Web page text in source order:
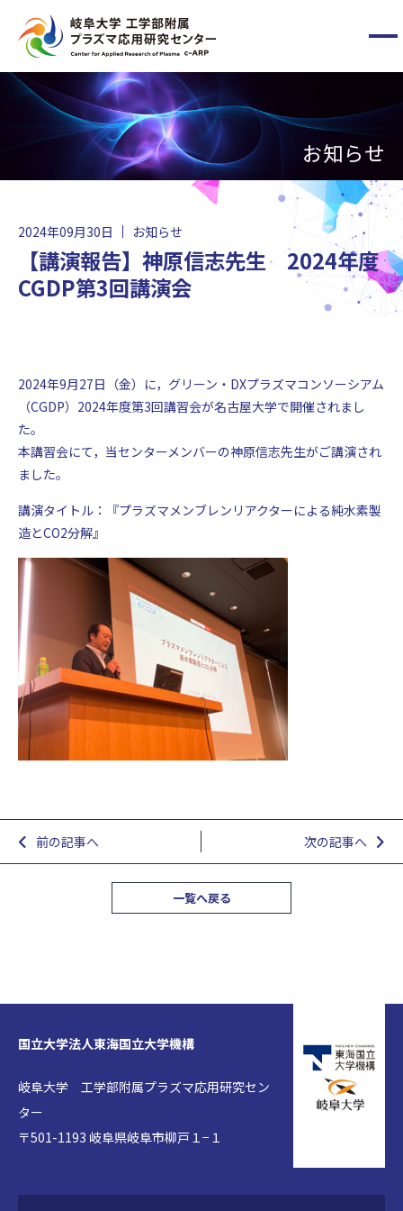
ボ
HOME
c-ARPについて
最新情報
国立大学法人東海国立大学機構
〒501-1193 岐阜県岐阜市柳戸１−１
お知らせ
2024年09月30日 お知らせ
【講演報告】神原信志先生 2024年度
CGDP第3回講演会
2024年9月27日（金）に，グリーン・DXプラズマコンソーシアム
（CGDP）2024年度第3回講習会が名古屋大学で開催されまし
た。
本講習会にて，当センターメンバーの神原信志先生がご講演され
ました。
講演タイトル：『プラズマメンブレンリアクターによる純水素製
造とCO2分解』
前の記事へ 次の記事へ
一覧へ戻る
国立大学法人東海国立大学機構
岐阜大学 工学部附属プラズマ応用研究セン
ター
〒501-1193 岐阜県岐阜市柳戸１−１